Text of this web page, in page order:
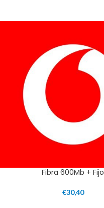
Fibra 600Mb + Fijo
€30,40